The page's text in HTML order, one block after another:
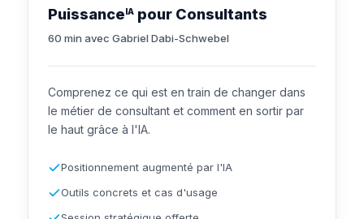
Puissance IA pour Consultants
60 min avec Gabriel Dabi-Schwebel
Comprenez ce qui est en train de changer dans
le métier de consultant et comment en sortir par
le haut grâce à l'IA.
Positionnement augmenté par l'IA
Outils concrets et cas d'usage